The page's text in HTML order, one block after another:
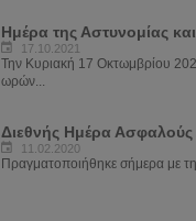
17.10.2021
Την Κυριακή 17 Οκτωμβρίου
ωρών...
11.02.2020
Πραγματοποιήθηκε σήμερα με